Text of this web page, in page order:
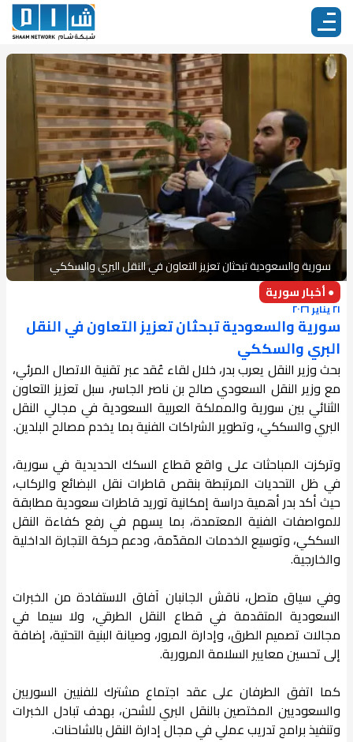
سورية والسعودية تبحثان تعزيز التعاون في النقل البري والسككي
● أخبار سورية
٢١ يناير ٢٠٢٦
سورية والسعودية تبحثان تعزيز التعاون في النقل
البري والسككي
بحث وزير النقل يعرب بدر، خلال لقاء عُقد عبر تقنية الاتصال المرئي،
مع وزير النقل السعودي صالح بن ناصر الجاسر، سبل تعزيز التعاون
الثنائي بين سورية والمملكة العربية السعودية في مجالي النقل
البري والسككي، وتطوير الشراكات الفنية بما يخدم مصالح البلدين.
وتركزت المباحثات على واقع قطاع السكك الحديدية في سورية،
في ظل التحديات المرتبطة بنقص قاطرات نقل البضائع والركاب،
حيث أكد بدر أهمية دراسة إمكانية توريد قاطرات سعودية مطابقة
للمواصفات الفنية المعتمدة، بما يسهم في رفع كفاءة النقل
السككي، وتوسيع الخدمات المقدّمة، ودعم حركة التجارة الداخلية
والخارجية.
وفي سياق متصل، ناقش الجانبان آفاق الاستفادة من الخبرات
السعودية المتقدمة في قطاع النقل الطرقي، ولا سيما في
مجالات تصميم الطرق، وإدارة المرور، وصيانة البنية التحتية، إضافة
إلى تحسين معايير السلامة المرورية.
كما اتفق الطرفان على عقد اجتماع مشترك للفنيين السوريين
والسعوديين المختصين بالنقل البري للشحن، بهدف تبادل الخبرات
وتنفيذ برامج تدريب عملي في مجال إدارة النقل بالشاحنات.